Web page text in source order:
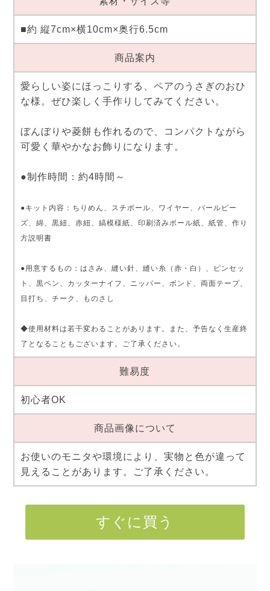
■約 縦7cm×横10cm×奥行6.5cm
商品案内
愛らしい姿にほっこりする、ペアのうさぎのおひ
な様。ぜひ楽しく手作りしてみてください。
ぼんぼりや菱餅も作れるので、コンパクトながら
可愛く華やかなお飾りになります。
●制作時間：約4時間～
●キット内容：ちりめん、スチボール、ワイヤー、パールビー
ズ、綿、黒紐、赤紐、縞模様紙、印刷済みボール紙、紙管、作り
方説明書
●用意するもの：はさみ、縫い針、縫い糸（赤・白）、ピンセッ
ト、黒ペン、カッターナイフ、ニッパー、ボンド、両面テープ、
目打ち、チーク、ものさし
◆使用材料は若干変わることがあります。また、予告なく生産終
了となることもございます。ご了承ください。
難易度
初心者OK
商品画像について
お使いのモニタや環境により、実物と色が違って
見えることがあります。ご了承ください。
すぐに買う